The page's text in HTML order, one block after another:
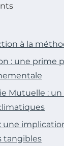
à la
: une prime
Mutuelle :
une
tangibles